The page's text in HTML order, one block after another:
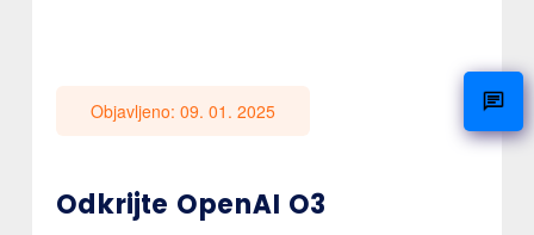
Objavljeno: 09. 01. 2025
Odkrijte OpenAI O3